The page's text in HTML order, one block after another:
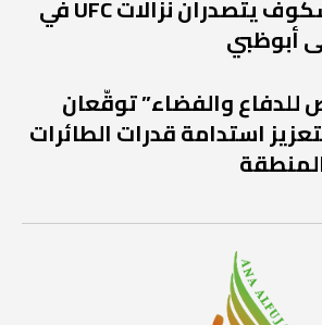
أنكالايف وغوسكوف يتصدران نزالات UFC في
أبوظبي
للدفاع والفضاء” توقّعان
استدامة قدرات الطائرات